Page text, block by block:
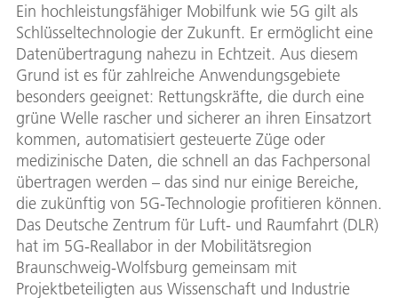
Ein hochleistungsfähiger Mobilfunk wie 5G gilt als
Schlüsseltechnologie der Zukunft. Er ermöglicht eine
Datenübertragung nahezu in Echtzeit. Aus diesem
Grund ist es für zahlreiche Anwendungsgebiete
besonders geeignet: Rettungskräfte, die durch eine
grüne Welle rascher und sicherer an ihren Einsatzort
kommen, automatisiert gesteuerte Züge oder
medizinische Daten, die schnell an das Fachpersonal
übertragen werden – das sind nur einige Bereiche,
die zukünftig von 5G-Technologie profitieren können.
Das Deutsche Zentrum für Luft- und Raumfahrt (DLR)
hat im 5G-Reallabor in der Mobilitätsregion
Braunschweig-Wolfsburg gemeinsam mit
Projektbeteiligten aus Wissenschaft und Industrie